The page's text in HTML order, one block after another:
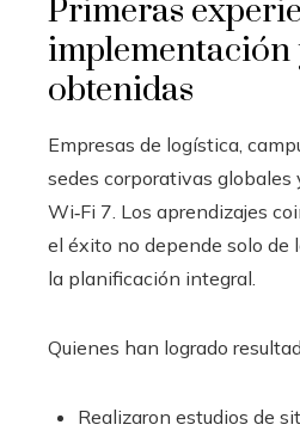
Primeras
implementación
obtenidas
Empresas de logística,
sedes corporativas
Wi‑Fi 7. Los aprendizajes
el éxito no depende solo de
la planificación integral.
Quienes han logrado
Realizaron estudios de